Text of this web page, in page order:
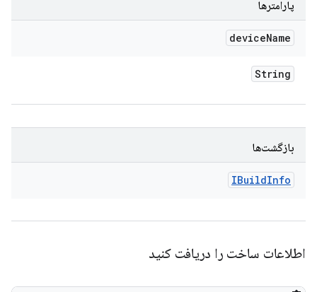
پارامترها
deviceName
String
بازگشت‌ها
IBuildInfo
اطلاعات ساخت را دریافت کنید